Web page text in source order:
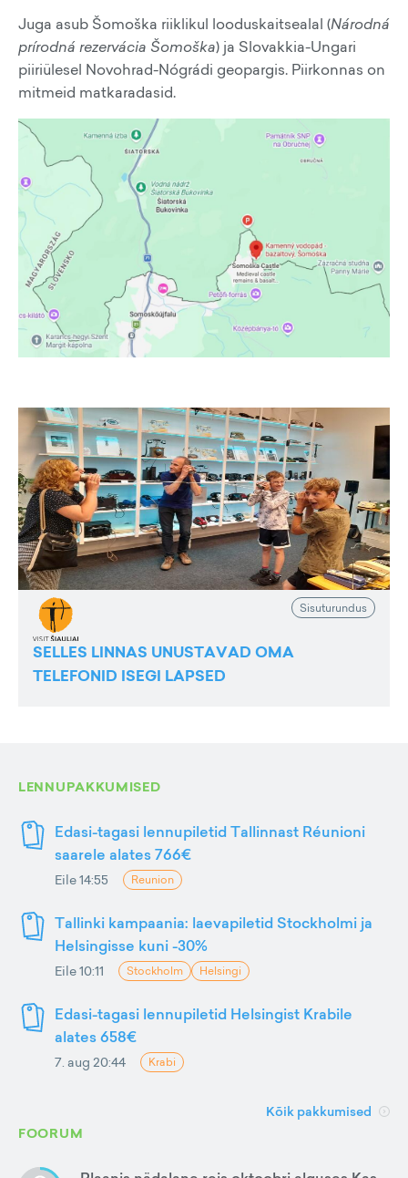
Juga asub Šomoška riiklikul looduskaitsealal (Národná
prírodná rezervácia Šomoška) ja Slovakkia-Ungari
piiriülesel Novohrad-Nógrádi geopargis. Piirkonnas on
mitmeid matkaradasid.
Sisuturundus
SELLES LINNAS UNUSTAVAD OMA
TELEFONID ISEGI LAPSED
LENNUPAKKUMISED
Edasi-tagasi lennupiletid Tallinnast Réunioni
saarele alates 766€
Eile 14:55 Reunion
Tallinki kampaania: laevapiletid Stockholmi ja
Helsingisse kuni -30%
Eile 10:11 Stockholm Helsingi
Edasi-tagasi lennupiletid Helsingist Krabile
alates 658€
7. aug 20:44 Krabi
Kõik pakkumised
FOORUM